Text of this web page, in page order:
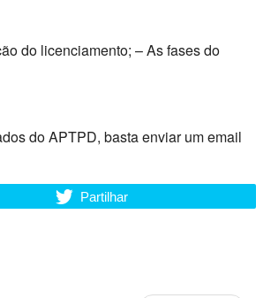
do licenciamento; – As fases do
do APTPD, basta enviar um email
Partilhar